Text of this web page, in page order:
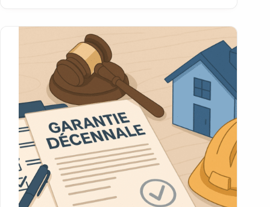
chaque facture. Encore faut-il savoir
comment les calculer, quelles
mentions indiquer, et comment les
appliquer concrètement.